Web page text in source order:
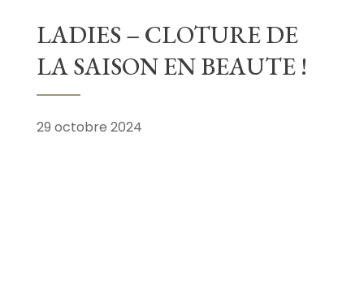
LADIES – CLOTURE DE
LA SAISON EN BEAUTE !
29 octobre 2024